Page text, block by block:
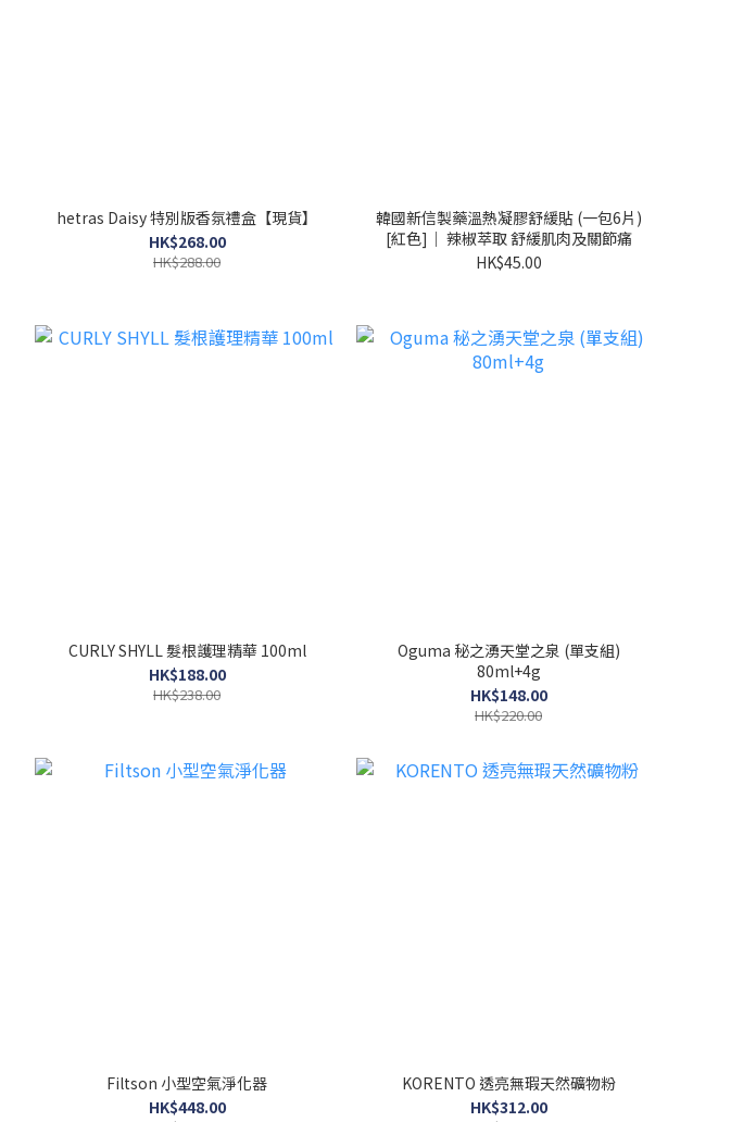
hetras Daisy 特別版香氛禮盒【現貨】
HK$268.00
HK$288.00
韓國新信製藥溫熱凝膠舒緩貼 (一包6片)
[紅色]｜ 辣椒萃取 舒緩肌肉及關節痛
HK$45.00
CURLY SHYLL 髮根護理精華 100ml
HK$188.00
HK$238.00
Oguma 秘之湧天堂之泉 (單支組)
80ml+4g
HK$148.00
HK$220.00
Filtson 小型空氣淨化器
HK$448.00
KORENTO 透亮無瑕天然礦物粉
HK$312.00